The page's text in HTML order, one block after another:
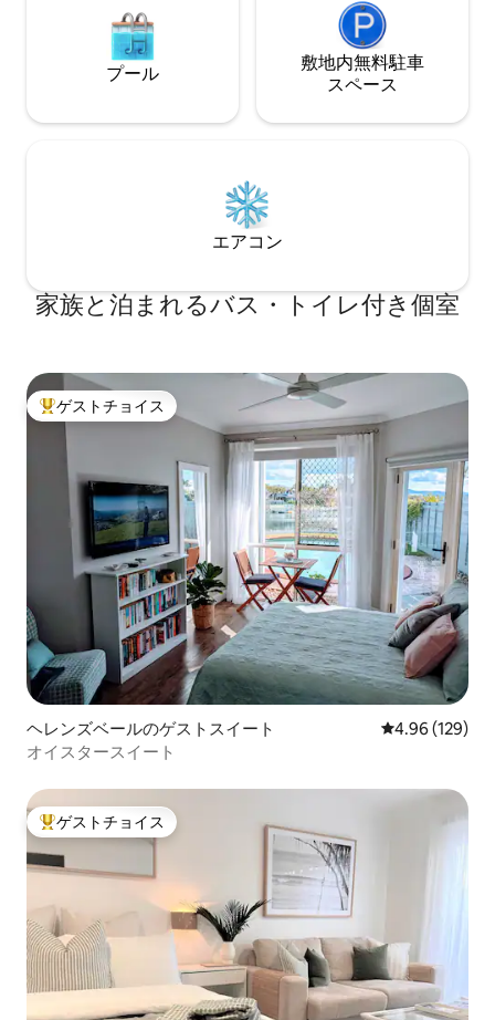
この地域の赤い火山性土壌と十分な降雨
量は、さまざまな鳥にとって緑豊かな環
境を保証します。 このエリアには、ブド
ウ園、醸造所、多くのレストランもあり
プール
敷地内無料駐⁠車
ス⁠ペ⁠ー⁠ス
エアコン
家族と泊まれるバス・トイレ付き個室
大好評のゲストチョイスです。
ゲストチョイス
ヘレンズベールのゲストスイート レビュー129
4.96 (129)
オイスタースイート
大好評のゲストチョイスです。
ゲストチョイス